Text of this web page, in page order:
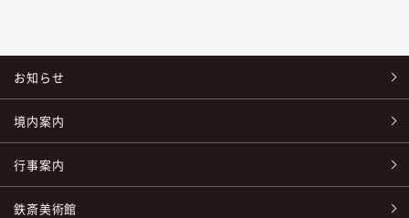
お知らせ
境内案内
行事案内
鉄斎美術館